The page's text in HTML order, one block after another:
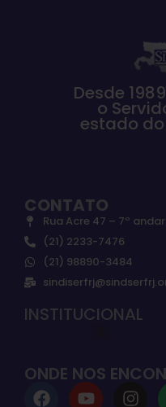
Desde
o
estado
CONTATO
Rua Acre 47 – 7º
(21) 2233-7476
(21) 98890-3484
INSTITUCIONAL
ONDE NOS